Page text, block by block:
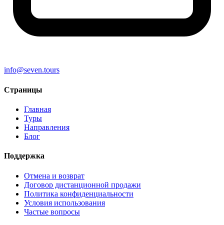
info@seven.tours
Страницы
Главная
Туры
Направления
Блог
Поддержка
Отмена и возврат
Договор дистанционной продажи
Политика конфиденциальности
Условия использования
Частые вопросы